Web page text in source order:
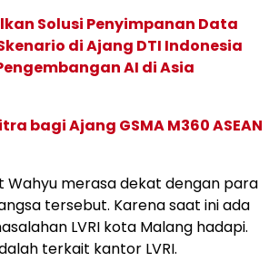
Solusi Penyimpanan Data
di Ajang DTI Indonesia
AI di Asia
bagi Ajang GSMA M360 ASEAN
Wahyu merasa dekat dengan para
tersebut. Karena saat ini ada
LVRI kota Malang hadapi.
terkait kantor LVRI.